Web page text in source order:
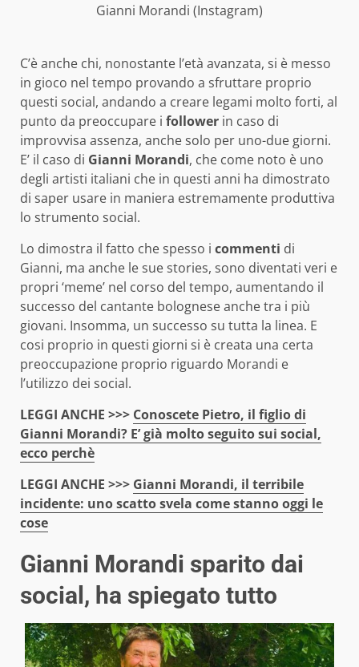
Gianni Morandi (Instagram)
C’è anche chi, nonostante l’età avanzata, si è messo
in gioco nel tempo provando a sfruttare proprio
questi social, andando a creare legami molto forti, al
punto da preoccupare i follower in caso di
improvvisa assenza, anche solo per uno-due giorni.
E’ il caso di Gianni Morandi, che come noto è uno
degli artisti italiani che in questi anni ha dimostrato
di saper usare in maniera estremamente produttiva
lo strumento social.
Lo dimostra il fatto che spesso i commenti di
Gianni, ma anche le sue stories, sono diventati veri e
propri ‘meme’ nel corso del tempo, aumentando il
successo del cantante bolognese anche tra i più
giovani. Insomma, un successo su tutta la linea. E
cosi proprio in questi giorni si è creata una certa
preoccupazione proprio riguardo Morandi e
l’utilizzo dei social.
LEGGI ANCHE >>> Conoscete Pietro, il figlio di
Gianni Morandi? E’ già molto seguito sui social,
ecco perchè
LEGGI ANCHE >>> Gianni Morandi, il terribile
incidente: uno scatto svela come stanno oggi le
cose
Gianni Morandi sparito dai
social, ha spiegato tutto